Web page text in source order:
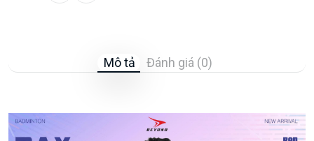
Mô tả Đánh giá (0)